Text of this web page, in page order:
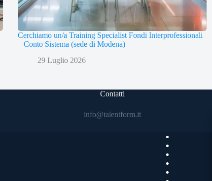
Cerchiamo un/a Training Specialist Fondi Interprofessionali
– Conto Sistema (sede di Modena)
29 Luglio 2026
Contatti
info@talentform.it